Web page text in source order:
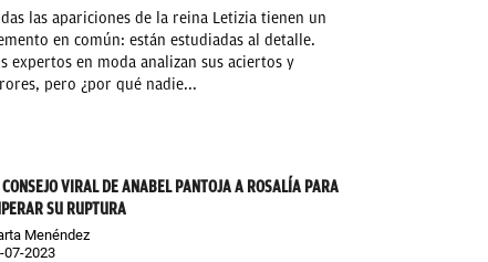
las apariciones de la reina Letizia tienen un
en común: están estudiadas al detalle.
expertos en moda analizan sus aciertos y
pero ¿por qué nadie...
CONSEJO VIRAL DE ANABEL PANTOJA A ROSALÍA PARA
SU RUPTURA
Menéndez
07-2023